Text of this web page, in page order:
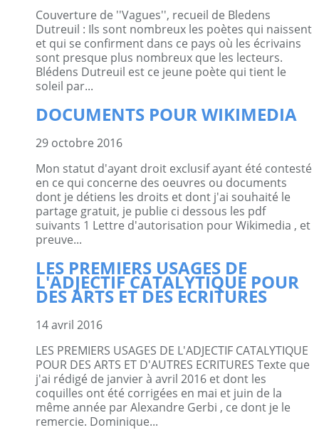
Couverture de ''Vagues'', recueil de Bledens
Dutreuil : Ils sont nombreux les poètes qui naissent
et qui se confirment dans ce pays où les écrivains
sont presque plus nombreux que les lecteurs.
Blédens Dutreuil est ce jeune poète qui tient le
soleil par...
DOCUMENTS POUR WIKIMEDIA
29 octobre 2016
Mon statut d'ayant droit exclusif ayant été contesté
en ce qui concerne des oeuvres ou documents
dont je détiens les droits et dont j'ai souhaité le
partage gratuit, je publie ci dessous les pdf
suivants 1 Lettre d'autorisation pour Wikimedia , et
preuve...
LES PREMIERS USAGES DE
L'ADJECTIF CATALYTIQUE POUR
DES ARTS ET DES ECRITURES
14 avril 2016
LES PREMIERS USAGES DE L'ADJECTIF CATALYTIQUE
POUR DES ARTS ET D'AUTRES ECRITURES Texte que
j'ai rédigé de janvier à avril 2016 et dont les
coquilles ont été corrigées en mai et juin de la
même année par Alexandre Gerbi , ce dont je le
remercie. Dominique...